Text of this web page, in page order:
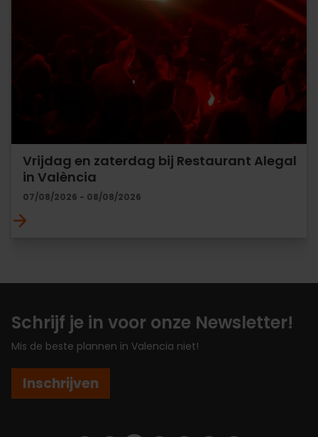
Vrijdag en zaterdag bij Restaurant Alegal
in València
07/08/2026 - 08/08/2026
Schrijf je in voor onze Newsletter!
Mis de beste plannen in Valencia niet!
Inschrijven